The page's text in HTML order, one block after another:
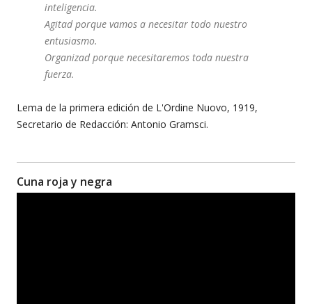
inteligencia.
Agitad porque vamos a necesitar todo nuestro
entusiasmo.
Organizad porque necesitaremos toda nuestra
fuerza.
Lema de la primera edición de L'Ordine Nuovo, 1919,
Secretario de Redacción: Antonio Gramsci.
Cuna roja y negra